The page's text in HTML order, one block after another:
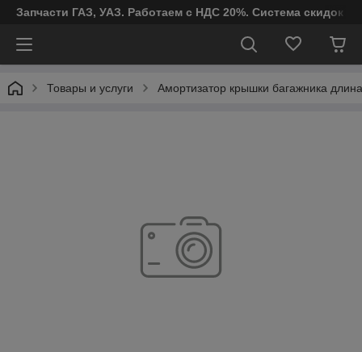
Запчасти ГАЗ, УАЗ. Работаем с НДС 20%. Система скидок
Товары и услуги Амортизатор крышки багажника